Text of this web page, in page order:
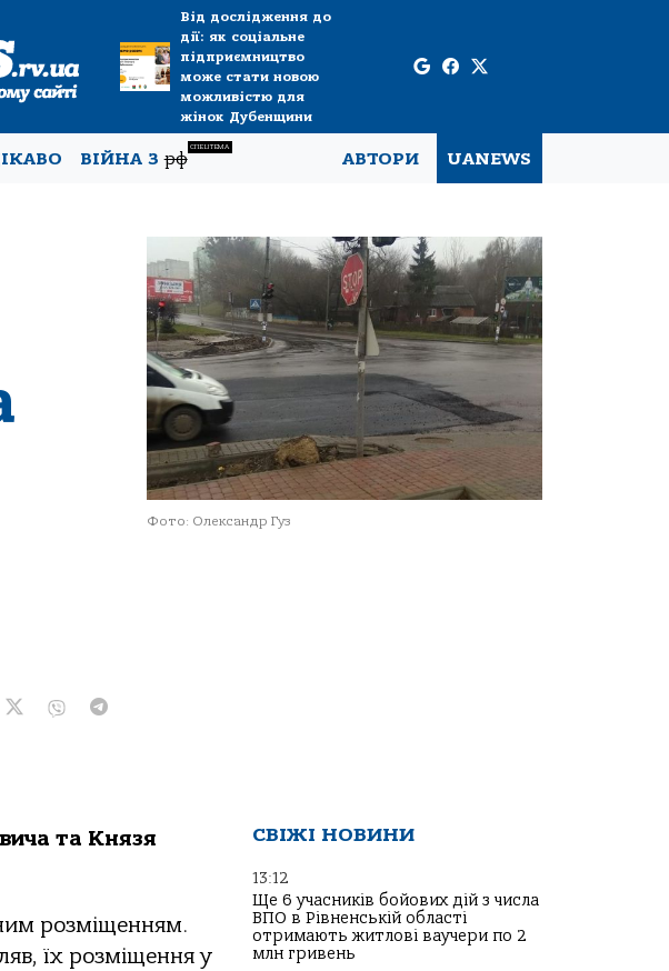
Від дослідження до
дії: як соціальне
підприємництво
може стати новою
можливістю для
жінок Дубенщини
ВІЙНА Зрф
СПЕЦТЕМА
АВТОРИ UANEWS
Фото: Олександр Гуз
та Князя
розміщенням.
їх розміщення у
СВІЖІ НОВИНИ
13:12
Ще 6 учасників бойових дій з числа
ВПО в Рівненській області
отримають житлові ваучери по 2
млн гривень